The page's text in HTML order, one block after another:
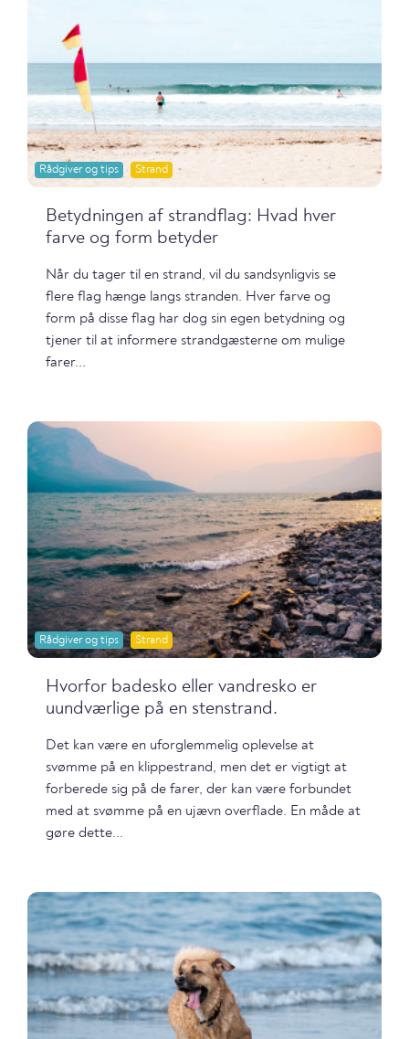
Rådgiver og tips Strand
Betydningen af strandflag: Hvad hver
farve og form betyder
Når du tager til en strand, vil du sandsynligvis se
flere flag hænge langs stranden. Hver farve og
form på disse flag har dog sin egen betydning og
tjener til at informere strandgæsterne om mulige
farer...
Rådgiver og tips Strand
Hvorfor badesko eller vandresko er
uundværlige på en stenstrand.
Det kan være en uforglemmelig oplevelse at
svømme på en klippestrand, men det er vigtigt at
forberede sig på de farer, der kan være forbundet
med at svømme på en ujævn overflade. En måde at
gøre dette...